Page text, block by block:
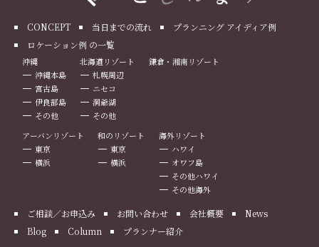
CONCEPT 当日までの流れ
プランニング アイディア例
ロケーション例 の一覧
沖縄
沖縄本島
宮古島
伊良部島
その他
北海道リゾート
札幌周辺
ニセコ
洞爺湖
その他
鎌倉・湘南リゾート
アーバンリゾート
東京
横浜
和のリゾート
東京
横浜
海外リゾート
ハワイ
オワフ島
その他ハワイ
その他海外
ご相談／お申込み お問い合わせ 会社概要
News
Blog
Column プランナー紹介